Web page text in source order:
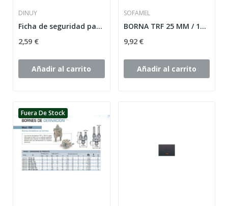
DINUY
Ficha de seguridad para modelos CT MON 007 y CT...
2,59 €
Añadir al carrito
SOFAMEL
BORNA TRF 25 MM / 150 MM BIMETALICA DOBLE DE...
9,92 €
Añadir al carrito
Fuera De Stock